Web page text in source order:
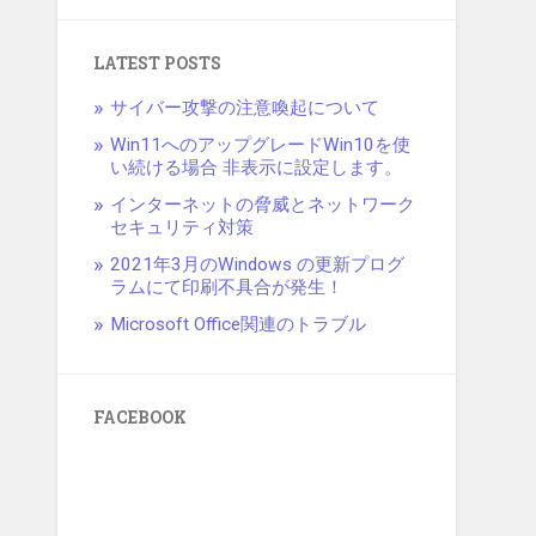
LATEST POSTS
サイバー攻撃の注意喚起について
Win11へのアップグレードWin10を使
い続ける場合 非表示に設定します。
インターネットの脅威とネットワーク
セキュリティ対策
2021年3月のWindows の更新プログ
ラムにて印刷不具合が発生！
Microsoft Office関連のトラブル
FACEBOOK